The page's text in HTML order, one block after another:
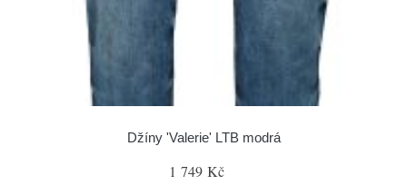
Džíny 'Valerie' LTB modrá
1 749 Kč